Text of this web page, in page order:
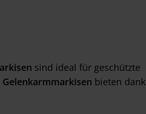
sind ideal für geschützte
bieten dank